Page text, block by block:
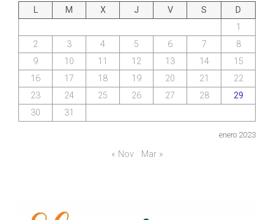
enero 2023
L M X J V S
D
1
2
3 4 5 6 7
8
9
10 11 12 13 14
15
16
17 18 19 20 21
22
23
24 25 26 27 28
29
30
31
« Nov Mar »